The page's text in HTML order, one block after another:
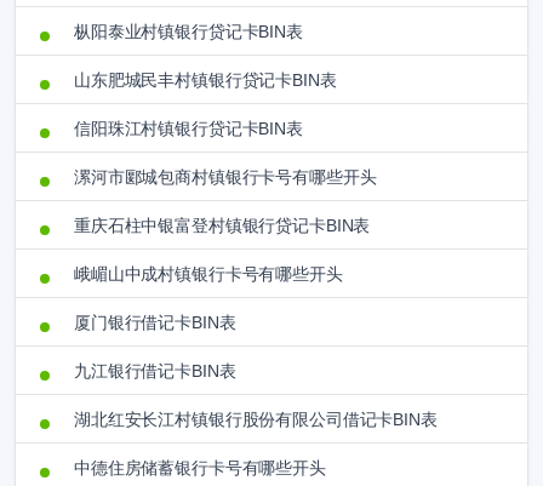
枞阳泰业村镇银行贷记卡BIN表
山东肥城民丰村镇银行贷记卡BIN表
信阳珠江村镇银行贷记卡BIN表
漯河市郾城包商村镇银行卡号有哪些开头
重庆石柱中银富登村镇银行贷记卡BIN表
峨嵋山中成村镇银行卡号有哪些开头
厦门银行借记卡BIN表
九江银行借记卡BIN表
湖北红安长江村镇银行股份有限公司借记卡BIN表
中德住房储蓄银行卡号有哪些开头